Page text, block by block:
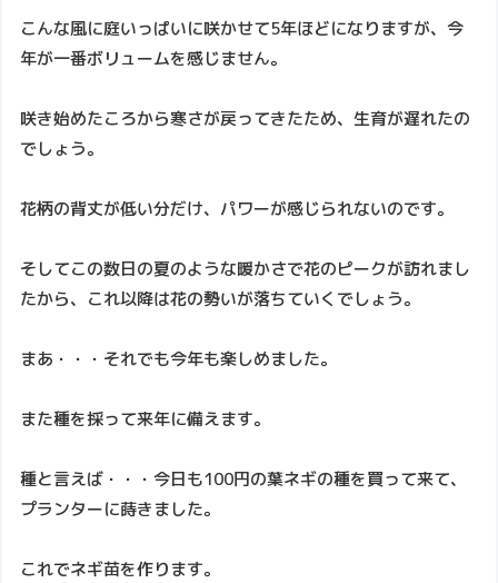
こんな風に庭いっぱいに咲かせて5年ほどになりますが、今
年が一番ボリュームを感じません。
咲き始めたころから寒さが戻ってきたため、生育が遅れたの
でしょう。
花柄の背丈が低い分だけ、パワーが感じられないのです。
そしてこの数日の夏のような暖かさで花のピークが訪れまし
たから、これ以降は花の勢いが落ちていくでしょう。
まあ・・・それでも今年も楽しめました。
また種を採って来年に備えます。
種と言えば・・・今日も100円の葉ネギの種を買って来て、
プランターに蒔きました。
これでネギ苗を作ります。